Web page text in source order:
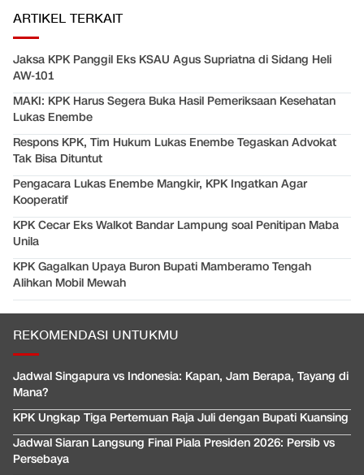
ARTIKEL TERKAIT
Jaksa KPK Panggil Eks KSAU Agus Supriatna di Sidang Heli
AW-101
MAKI: KPK Harus Segera Buka Hasil Pemeriksaan Kesehatan
Lukas Enembe
Respons KPK, Tim Hukum Lukas Enembe Tegaskan Advokat
Tak Bisa Dituntut
Pengacara Lukas Enembe Mangkir, KPK Ingatkan Agar
Kooperatif
KPK Cecar Eks Walkot Bandar Lampung soal Penitipan Maba
Unila
KPK Gagalkan Upaya Buron Bupati Mamberamo Tengah
Alihkan Mobil Mewah
REKOMENDASI UNTUKMU
Jadwal Singapura vs Indonesia: Kapan, Jam Berapa, Tayang di
Mana?
KPK Ungkap Tiga Pertemuan Raja Juli dengan Bupati Kuansing
Jadwal Siaran Langsung Final Piala Presiden 2026: Persib vs
Persebaya